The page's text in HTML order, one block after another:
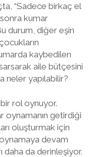
“Sadece birkaç el
kumar
durum, diğer eşin
kaybedilen
aile bütçesini
neler yapılabilir?
rol oynuyor.
oynamanın getirdiği
oluşturmak için
devam
daha da derinleşiyor.